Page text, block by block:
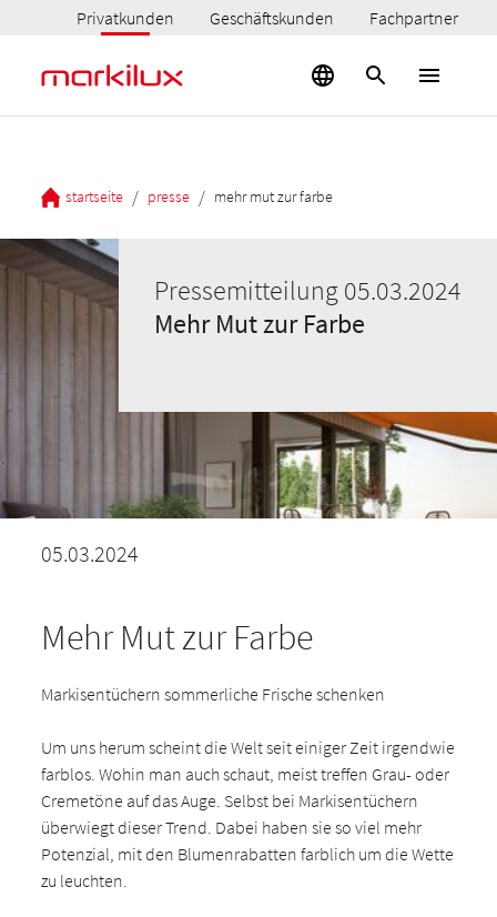
Privatkunden Geschäftskunden Fachpartner
startseite / presse / mehr mut zur farbe
Pressemitteilung 05.03.2024
Mehr Mut zur Farbe
05.03.2024
Mehr Mut zur Farbe
Markisentüchern sommerliche Frische schenken
Um uns herum scheint die Welt seit einiger Zeit irgendwie
farblos. Wohin man auch schaut, meist treffen Grau- oder
Cremetöne auf das Auge. Selbst bei Markisentüchern
überwiegt dieser Trend. Dabei haben sie so viel mehr
Potenzial, mit den Blumenrabatten farblich um die Wette
zu leuchten.